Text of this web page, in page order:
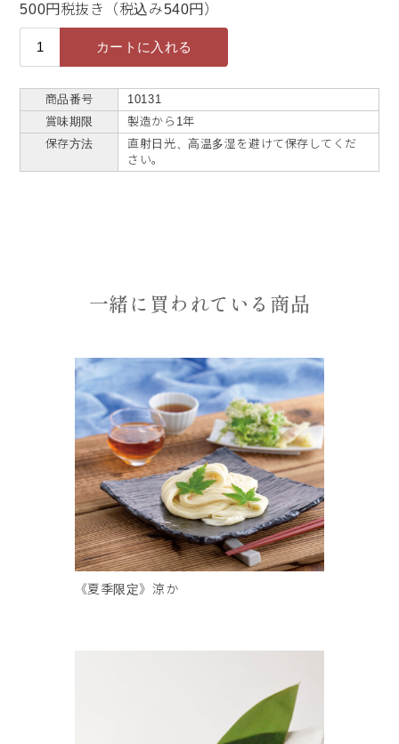
500円税抜き（税込み540円）
商品番号
10131
賞味期限
製造から1年
保存方法
直射日光、高温多湿を避けて保存してくだ
さい。
一緒に買われている商品
《夏季限定》涼か